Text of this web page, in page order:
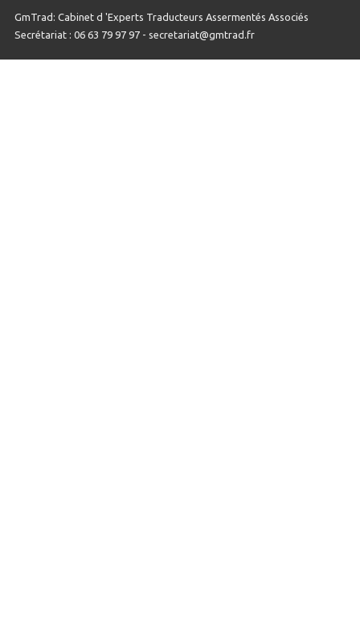
GmTrad: Cabinet d 'Experts Traducteurs Assermentés Associés
Secrétariat : 06 63 79 97 97 - secretariat@gmtrad.fr